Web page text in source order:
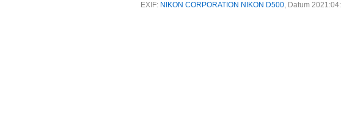
EXIF: NIKON CORPORATION NIKON D500, Datum